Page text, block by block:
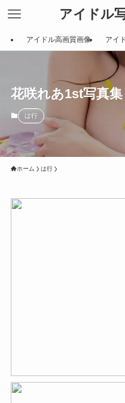
アイドル
アイドル高画質画像 アイ
花咲れあ1st写真
は行
ホーム は行